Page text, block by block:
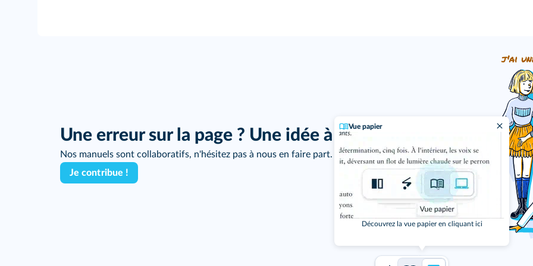
Vue papier
Découvrez la vue papier en cliquant ici
Une erreur sur la page ? Une idée à proposer ?
Nos manuels sont collaboratifs, n'hésitez pas à nous en faire part.
Je contribue !
j'ai